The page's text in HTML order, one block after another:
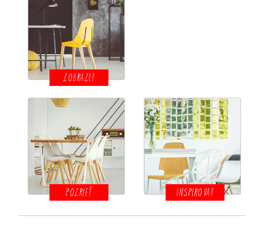
ZOBRAZIT
POZRIEŤ INSPIROVAT